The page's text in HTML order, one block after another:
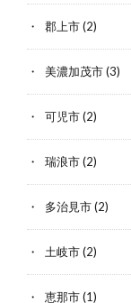
郡上市(2)
美濃加茂市(3)
可児市(2)
瑞浪市(2)
多治見市(2)
土岐市(2)
恵那市(1)